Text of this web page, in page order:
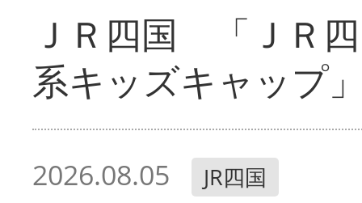
ＪＲ四国 「ＪＲ
系キッズキャップ
2026.08.05 JR四国